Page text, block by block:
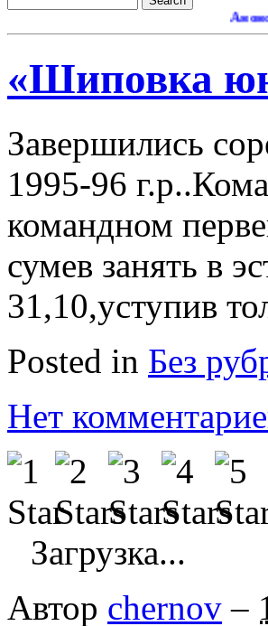
«Шиповка
Завершились
1995-96
командном
сумев занять в
31,10,уступив
Posted in Без
Нет
Загрузка...
Автор chernov –